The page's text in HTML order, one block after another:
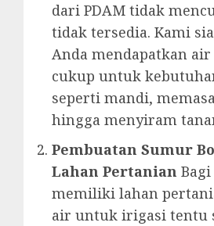
dari PDAM tidak
tidak tersedia. Kami
Anda mendapatkan
cukup untuk
seperti mandi,
hingga menyiram
Pembuatan Sumur
Lahan Pertanian
memiliki lahan
air untuk irigasi tentu